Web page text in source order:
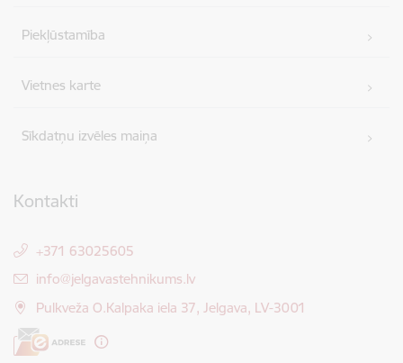
Piekļūstamība
Vietnes karte
Sīkdatņu izvēles maiņa
Kontakti
+371 63025605
E-pasts:
info@jelgavastehnikums.lv
Pulkveža O.Kalpaka iela 37, Jelgava, LV-3001